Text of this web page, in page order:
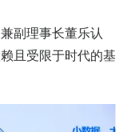
副理事长董乐认
且受限于时代的基